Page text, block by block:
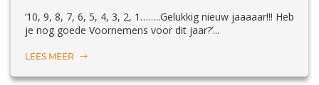
‘10, 9, 8, 7, 6, 5, 4, 3, 2, 1……..Gelukkig nieuw jaaaaar!!! Heb
je nog goede Voornemens voor dit jaar?’...
LEES MEER